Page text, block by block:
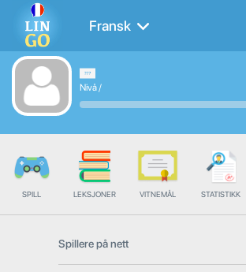
Fransk
Nivå/
SPILL LEKSJONER VITNEMÅL STATISTIKK
Spillere på nett